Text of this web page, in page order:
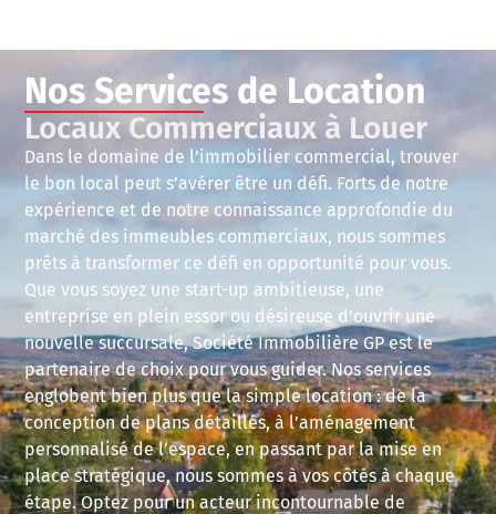
Nos Services de Location
Locaux Commerciaux à Louer
Dans le domaine de l’immobilier commercial, trouver
le bon local peut s’avérer être un défi. Forts de notre
expérience et de notre connaissance approfondie du
marché des immeubles commerciaux, nous sommes
prêts à transformer ce défi en opportunité pour vous.
Que vous soyez une start-up ambitieuse, une
entreprise en plein essor ou désireuse d’ouvrir une
nouvelle succursale, Société Immobilière GP est le
partenaire de choix pour vous guider. Nos services
englobent bien plus que la simple location : de la
conception de plans détaillés, à l’aménagement
personnalisé de l’espace, en passant par la mise en
place stratégique, nous sommes à vos côtés à chaque
étape. Optez pour un acteur incontournable de